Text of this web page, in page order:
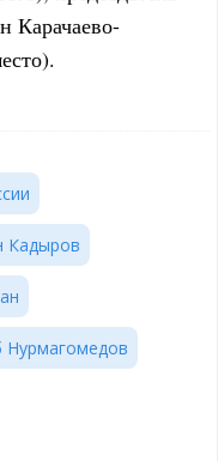
Карачаево-
Кадыров
Нурмагомедов